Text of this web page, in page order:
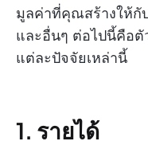
มูลค่าที่คุณสร้างให้กั
และอื่นๆ ต่อไปนี้คือ
แต่ละปัจจัยเหล่านี้
1. รายได้